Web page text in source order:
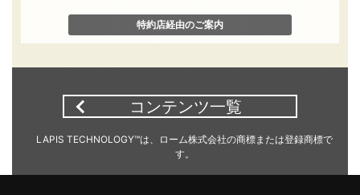
特約店経由のご案内
コンテンツ一覧
LAPIS TECHNOLOGY™は、ローム株式会社の商標または登録商標で
す。